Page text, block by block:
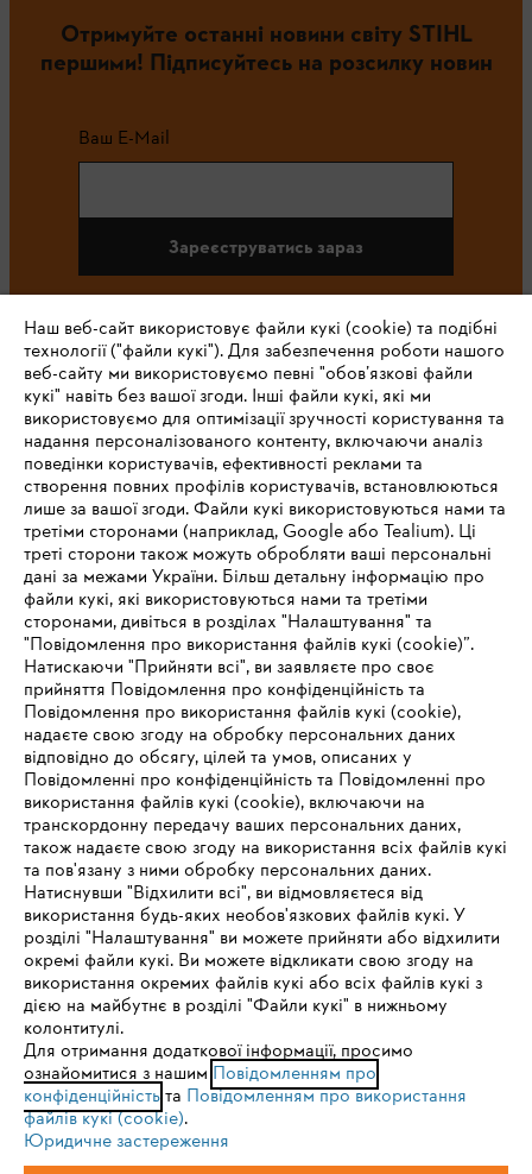
Отримуйте останні новини світу STIHL
першими! Підписуйтесь на розсилку новин
Ваш E-Mail
Зареєструватись зараз
#STIHL
Про компанію STIHL
Запитання та відповіді
Сервіс
Політика конфіденційності Вихідні дані Cookies
Юридична інформація
ТОВ Андреас Штіль
вул. Антонова, 10
с. Чайки
Київська обл., 08135
IHR BROWSER WIRD NICHT
UNTERSTÜTZT
Sie nutzen einen Browser, den wir noch nicht unterstützen. Für
eine optimale Nutzung unserer Seite empfehlen wir Ihnen, zu
einem der folgenden Browser zu wechseln:
Firefox Chrome
Наш веб-сайт використовує файли кукі (cookie) та подібні
технології ("файли кукі"). Для забезпечення роботи нашого
веб-сайту ми використовуємо певні "обов’язкові файли
кукі" навіть без вашої згоди. Інші файли кукі, які ми
використовуємо для оптимізації зручності користування та
надання персоналізованого контенту, включаючи аналіз
поведінки користувачів, ефективності реклами та
створення повних профілів користувачів, встановлюються
лише за вашої згоди. Файли кукі використовуються нами та
третіми сторонами (наприклад, Google або Tealium). Ці
треті сторони також можуть обробляти ваші персональні
дані за межами України. Більш детальну інформацію про
файли кукі, які використовуються нами та третіми
сторонами, дивіться в розділах "Налаштування" та
"Повідомлення про використання файлів кукі (cookie)”.
Натискаючи "Прийняти всі", ви заявляєте про своє
прийняття Повідомлення про конфіденційність та
Повідомлення про використання файлів кукі (cookie),
надаєте свою згоду на обробку персональних даних
відповідно до обсягу, цілей та умов, описаних у
Повідомленні про конфіденційність та Повідомленні про
використання файлів кукі (cookie), включаючи на
транскордонну передачу ваших персональних даних,
також надаєте свою згоду на використання всіх файлів кукі
та пов'язану з ними обробку персональних даних.
Натиснувши "Відхилити всі", ви відмовляєтеся від
використання будь-яких необов'язкових файлів кукі. У
розділі "Налаштування" ви можете прийняти або відхилити
окремі файли кукі. Ви можете відкликати свою згоду на
використання окремих файлів кукі або всіх файлів кукі з
дією на майбутнє в розділі "Файли кукі" в нижньому
колонтитулі.
Для отримання додаткової інформації, просимо
ознайомитися з нашим Повідомленням про
конфіденційністьта Повідомленням про використання
файлів кукі (cookie).
Юридичне застереження